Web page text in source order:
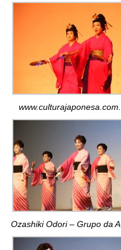
Ozashiki Odori – Grupo da